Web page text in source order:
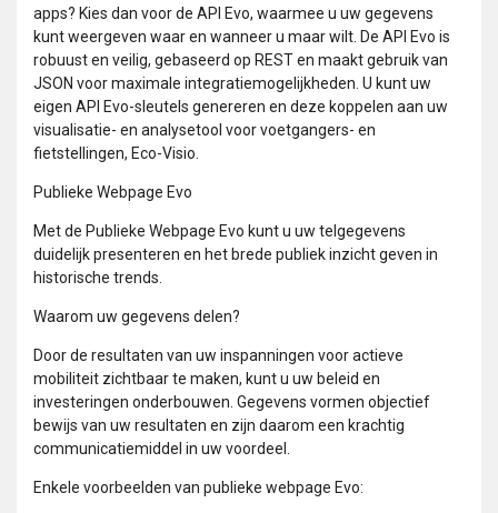
apps? Kies dan voor de API Evo, waarmee u uw gegevens
kunt weergeven waar en wanneer u maar wilt. De API Evo is
robuust en veilig, gebaseerd op REST en maakt gebruik van
JSON voor maximale integratiemogelijkheden. U kunt uw
eigen API Evo-sleutels genereren en deze koppelen aan uw
visualisatie- en analysetool voor voetgangers- en
fietstellingen, Eco-Visio.
Publieke Webpage Evo
Met de Publieke Webpage Evo kunt u uw telgegevens
duidelijk presenteren en het brede publiek inzicht geven in
historische trends.
Waarom uw gegevens delen?
Door de resultaten van uw inspanningen voor actieve
mobiliteit zichtbaar te maken, kunt u uw beleid en
investeringen onderbouwen. Gegevens vormen objectief
bewijs van uw resultaten en zijn daarom een krachtig
communicatiemiddel in uw voordeel.
Enkele voorbeelden van publieke webpage Evo: